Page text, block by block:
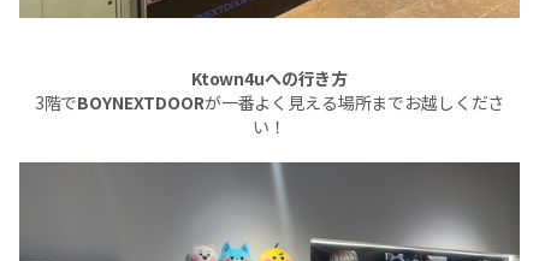
Ktown4uへの行き方
3階でBOYNEXTDOORが一番よく見える場所までお越しくださ
い！